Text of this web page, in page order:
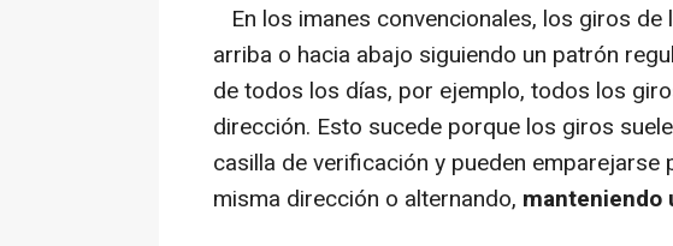
En los imanes convencionales, los giros
arriba o hacia abajo siguiendo un patrón
de todos los días, por ejemplo, todos los
dirección. Esto sucede porque los giros
casilla de verificación y pueden emparejarse
misma dirección o alternando, manteniendo